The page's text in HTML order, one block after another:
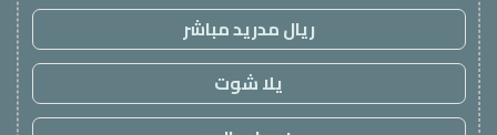
ريال مدريد مباشر
يلا شوت